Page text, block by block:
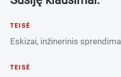
TEISĖ
Eskizai, inžinerinis
TEISĖ